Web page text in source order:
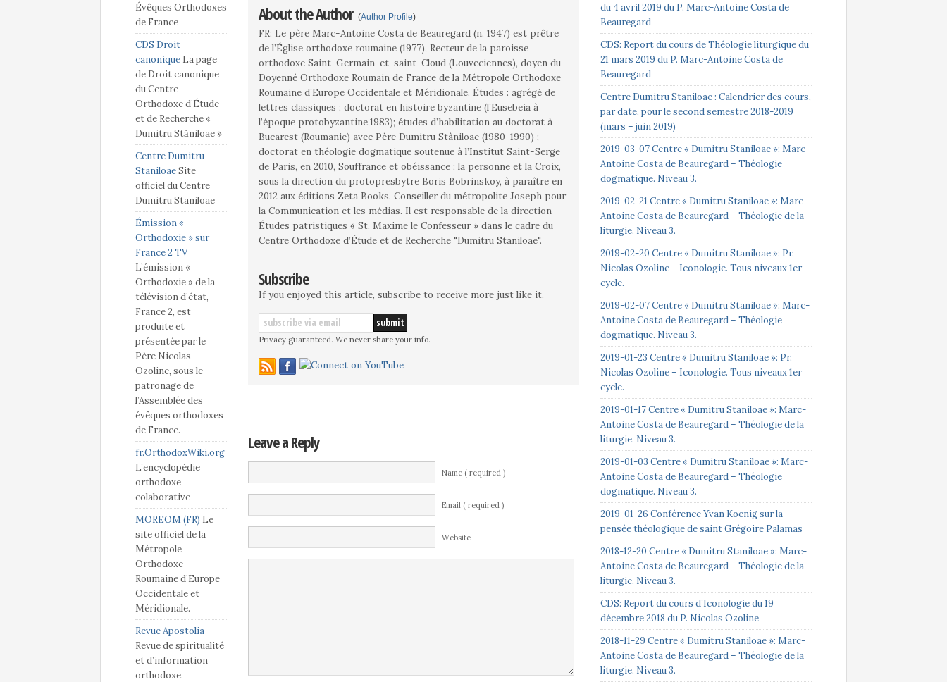
About the Author (Author Profile)
FR: Le père Marc-Antoine Costa de Beauregard (n. 1947) est prêtre
de l’Église orthodoxe roumaine (1977), Recteur de la paroisse
orthodoxe Saint-Germain-et-saint-Cloud (Louveciennes), doyen du
Doyenné Orthodoxe Roumain de France de la Métropole Orthodoxe
Roumaine d’Europe Occidentale et Méridionale. Études : agrégé de
lettres classiques ; doctorat en histoire byzantine (l’Eusebeia à
l’époque protobyzantine,1983); études d’habilitation au doctorat à
Bucarest (Roumanie) avec Père Dumitru Stàniloae (1980-1990) ;
doctorat en théologie dogmatique soutenue à l’Institut Saint-Serge
de Paris, en 2010, Souffrance et obéissance ; la personne et la Croix,
sous la direction du protopresbytre Boris Bobrinskoy, à paraître en
2012 aux éditions Zeta Books. Conseiller du métropolite Joseph pour
la Communication et les médias. Il est responsable de la direction
Études patristiques « St. Maxime le Confesseur » dans le cadre du
Centre Orthodoxe d’Étude et de Recherche "Dumitru Staniloae".
Subscribe
If you enjoyed this article, subscribe to receive more just like it.
Privacy guaranteed. We never share your info.
Leave a Reply
Name ( required )
Email ( required )
Website
Évêques Orthodoxes
de France
CDS Droit
canonique La page
de Droit canonique
du Centre
Orthodoxe d’Étude
et de Recherche «
Dumitru Stăniloae »
Centre Dumitru
StaniloaeSite
officiel du Centre
Dumitru Staniloae
Émission «
Orthodoxie » sur
France 2 TV
L’émission «
Orthodoxie » de la
télévision d’état,
France 2, est
produite et
présentée par le
Père Nicolas
Ozoline, sous le
patronage de
l’Assemblée des
évêques orthodoxes
de France.
fr.OrthodoxWiki.org
L’encyclopédie
orthodoxe
colaborative
MOREOM (FR) Le
site officiel de la
Métropole
Orthodoxe
Roumaine d’Europe
Occidentale et
Méridionale.
Revue Apostolia
Revue de spiritualité
et d’information
orthodoxe.
du 4 avril 2019 du P. Marc-Antoine Costa de
Beauregard
CDS: Report du cours de Théologie liturgique du
21 mars 2019 du P. Marc-Antoine Costa de
Beauregard
Centre Dumitru Staniloae : Calendrier des cours,
par date, pour le second semestre 2018-2019
(mars – juin 2019)
2019-03-07 Centre « Dumitru Staniloae »: Marc-
Antoine Costa de Beauregard – Théologie
dogmatique. Niveau 3.
2019-02-21 Centre « Dumitru Staniloae »: Marc-
Antoine Costa de Beauregard – Théologie de la
liturgie. Niveau 3.
2019-02-20 Centre « Dumitru Staniloae »: Pr.
Nicolas Ozoline – Iconologie. Tous niveaux 1er
cycle.
2019-02-07 Centre « Dumitru Staniloae »: Marc-
Antoine Costa de Beauregard – Théologie
dogmatique. Niveau 3.
2019-01-23 Centre « Dumitru Staniloae »: Pr.
Nicolas Ozoline – Iconologie. Tous niveaux 1er
cycle.
2019-01-17 Centre « Dumitru Staniloae »: Marc-
Antoine Costa de Beauregard – Théologie de la
liturgie. Niveau 3.
2019-01-03 Centre « Dumitru Staniloae »: Marc-
Antoine Costa de Beauregard – Théologie
dogmatique. Niveau 3.
2019-01-26 Conférence Yvan Koenig sur la
pensée théologique de saint Grégoire Palamas
2018-12-20 Centre « Dumitru Staniloae »: Marc-
Antoine Costa de Beauregard – Théologie de la
liturgie. Niveau 3.
CDS: Report du cours d’Iconologie du 19
décembre 2018 du P. Nicolas Ozoline
2018-11-29 Centre « Dumitru Staniloae »: Marc-
Antoine Costa de Beauregard – Théologie de la
liturgie. Niveau 3.